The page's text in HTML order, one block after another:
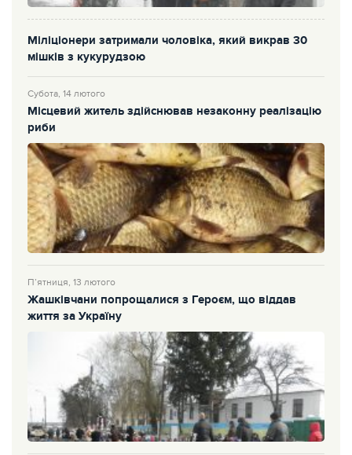
Міліціонери затримали чоловіка, який викрав 30
мішків з кукурудзою
Субота, 14 лютого
Місцевий житель здійснював незаконну реалізацію
риби
П’ятниця, 13 лютого
Жашківчани попрощалися з Героєм, що віддав
життя за Україну